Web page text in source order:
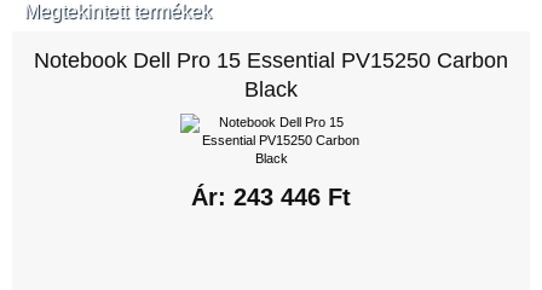
Megtekintett termékek
Notebook Dell Pro 15 Essential PV15250 Carbon
Black
Ár: 243 446 Ft